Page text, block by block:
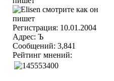
Регистрация: 10.01.2004
Адрес: Ъ
Сообщений: 3,841
Рейтинг мнений: